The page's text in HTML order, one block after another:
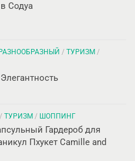
Содуа
РАЗНООБРАЗНЫЙ / ТУРИЗМ /
/ ТУРИЗМ / ШОППИНГ
Гардероб для
Пхукет Camille and